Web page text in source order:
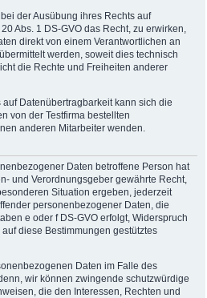
der Ausübung ihres Rechts auf
Abs. 1 DS-GVO das Recht, zu erwirken,
direkt von einem Verantwortlichen an
werden, soweit dies technisch
die Rechte und Freiheiten anderer
Datenübertragbarkeit kann sich die
von der Testfirma bestellten
anderen Mitarbeiter wenden.
Daten betroffene Person hat
und Verordnungsgeber gewährte Recht,
Situation ergeben, jederzeit
personenbezogener Daten, die
e oder f DS-GVO erfolgt, Widerspruch
diese Bestimmungen gestütztes
Daten im Falle des
wir können zwingende schutzwürdige
die den Interessen, Rechten und